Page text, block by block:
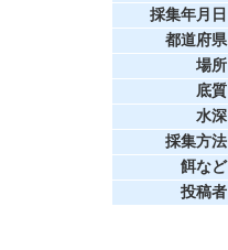
採集年月日
都道府県
場所
底質
水深
採集方法
餌など
投稿者